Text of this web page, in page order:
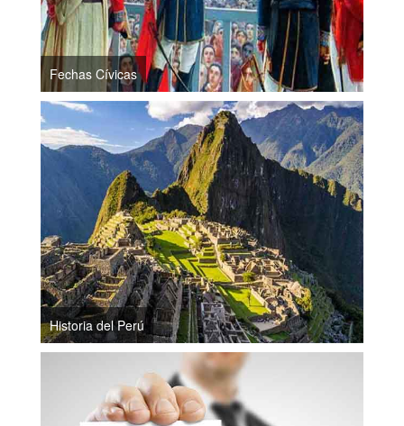
Fechas Cívicas
Historia del Perú